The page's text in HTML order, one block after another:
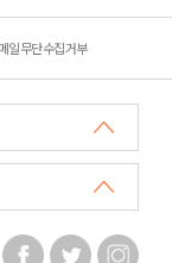
일무단수집거부